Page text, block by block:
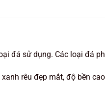
đá sử dụng. Các loại đá
rêu đẹp mắt, độ bền